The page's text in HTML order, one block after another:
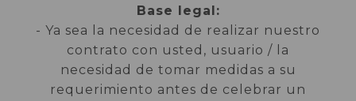
Base legal:
- Ya sea la necesidad de realizar nuestro
contrato con usted, usuario / la
necesidad de tomar medidas a su
requerimiento antes de celebrar un